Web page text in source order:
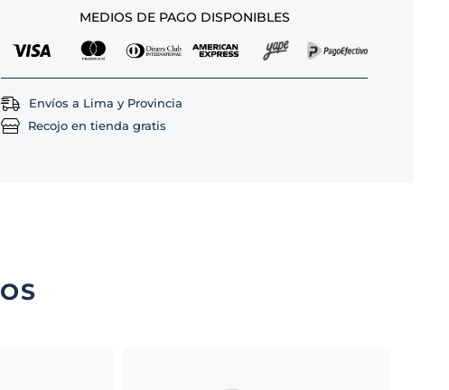
MEDIOS DE PAGO DISPONIBLES
Envíos a Lima y Provincia
Recojo en tienda gratis